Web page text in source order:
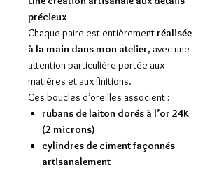
précieux
Chaque paire est entièrement réalisée
à la main dans mon atelier, avec une
attention particulière portée aux
matières et aux finitions.
Ces boucles d’oreilles associent :
rubans de laiton dorés à l’or 24K
(2 microns)
cylindres de ciment façonnés
artisanalement